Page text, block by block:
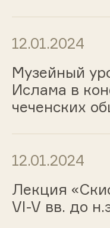
12.01.2024
Музейный
Ислама в
чеченских
12.01.2024
Лекция
VI-V вв. до